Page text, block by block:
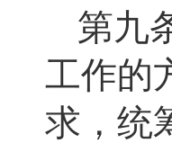
第九
工作的
求，统